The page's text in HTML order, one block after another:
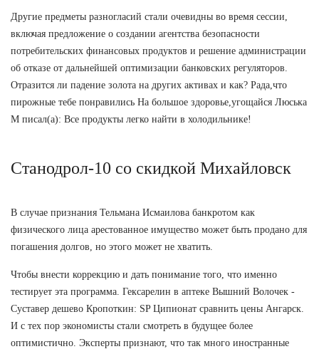
Другие предметы разногласий стали очевидны во время сессии,
включая предложение о создании агентства безопасности
потребительских финансовых продуктов и решение администрации
об отказе от дальнейшей оптимизации банковских регуляторов.
Отразится ли падение золота на других активах и как? Рада,что
пирожные тебе понравились На большое здоровье,угощайся Люська
М писал(а): Все продукты легко найти в холодильнике!
Станодрол-10 со скидкой Михайловск
В случае признания Тельмана Исмаилова банкротом как
физического лица арестованное имущество может быть продано для
погашения долгов, но этого может не хватить.
Чтобы внести коррекцию и дать понимание того, что именно
тестирует эта программа. Гексарелин в аптеке Вышний Волочек -
Суставер дешево Кропоткин: SP Ципионат сравнить цены Ангарск.
И с тех пор экономисты стали смотреть в будущее более
оптимистично. Эксперты признают, что так много иностранные